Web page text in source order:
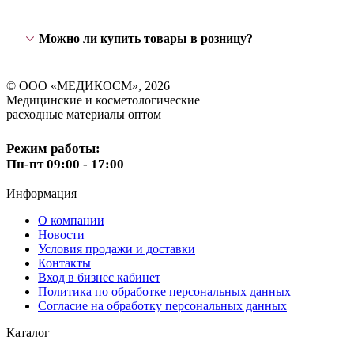
Можно ли купить товары в розницу?
© ООО «МЕДИКОСМ», 2026
Медицинские и косметологические
расходные материалы оптом
Режим работы:
Пн-пт 09:00 - 17:00
Информация
О компании
Новости
Условия продажи и доставки
Контакты
Вход в бизнес кабинет
Политика по обработке персональных данных
Согласие на обработку персональных данных
Каталог